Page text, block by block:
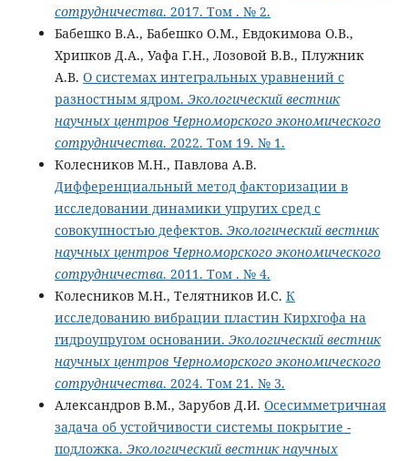
сотрудничества. 2017. Том . № 2.
Бабешко В.А., Бабешко О.М., Евдокимова О.В.,
Хрипков Д.А., Уафа Г.Н., Лозовой В.В., Плужник
А.В. О системах интегральных уравнений с
разностным ядром. Экологический вестник
научных центров Черноморского экономического
сотрудничества. 2022. Том 19. № 1.
Колесников М.Н., Павлова А.В.
Дифференциальный метод факторизации в
исследовании динамики упругих сред с
совокупностью дефектов. Экологический вестник
научных центров Черноморского экономического
сотрудничества. 2011. Том . № 4.
Колесников М.Н., Телятников И.С. К
исследованию вибрации пластин Кирхгофа на
гидроупругом основании. Экологический вестник
научных центров Черноморского экономического
сотрудничества. 2024. Том 21. № 3.
Александров В.М., Зарубов Д.И. Осесимметричная
задача об устойчивости системы покрытие -
подложка. Экологический вестник научных